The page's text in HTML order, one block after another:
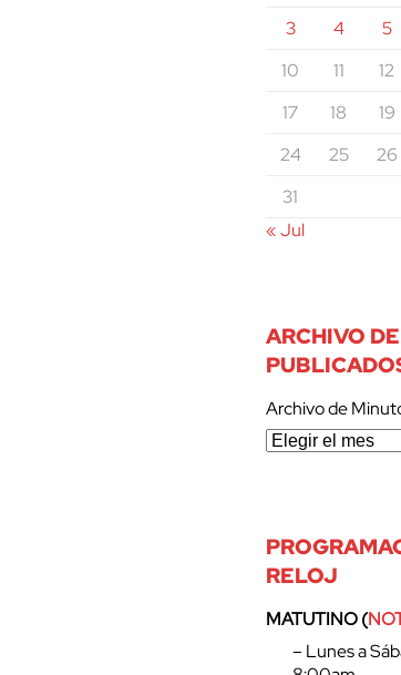
3
4 5
10
11 12
17
18 19
24
25 26
31
« Jul
ARCHIVO
Archivo de
RELOJ
MATUTINO (
– Lunes a